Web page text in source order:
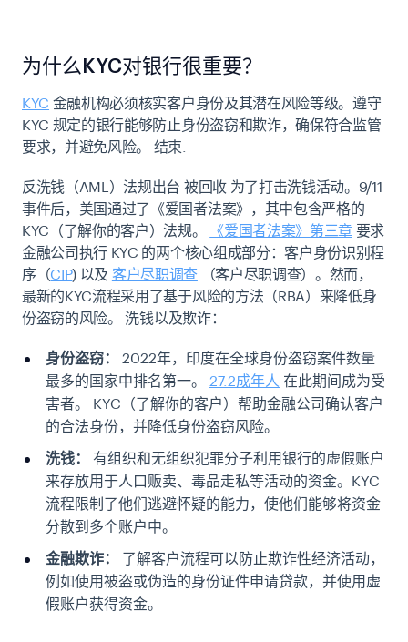
为什么KYC对银行很重要？
KYC 金融机构必须核实客户身份及其潜在风险等级。遵守
KYC 规定的银行能够防止身份盗窃和欺诈，确保符合监管
要求，并避免风险。 结束.
反洗钱（AML）法规出台 被回收为了打击洗钱活动。9/11
事件后，美国通过了《爱国者法案》，其中包含严格的
KYC（了解你的客户）法规。
《爱国者法案》第三章 要求
金融公司执行 KYC 的两个核心组成部分：客户身份识别程
序（CIP) 以及 客户尽职调查（客户尽职调查）。然而，
最新的KYC流程采用了基于风险的方法（RBA）来降低身
份盗窃的风险。洗钱以及欺诈：
身份盗窃：
2022年，印度在全球身份盗窃案件数量
最多的国家中排名第一。 27.2成年人 在此期间成为受
害者。
KYC（了解你的客户）帮助金融公司确认客户
的合法身份，并降低身份盗窃风险。
洗钱：
有组织和无组织犯罪分子利用银行的虚假账户
来存放用于人口贩卖、毒品走私等活动的资金。KYC
流程限制了他们逃避怀疑的能力，使他们能够将资金
分散到多个账户中。
金融欺诈：
了解客户流程可以防止欺诈性经济活动，
例如使用被盗或伪造的身份证件申请贷款，并使用虚
假账户获得资金。